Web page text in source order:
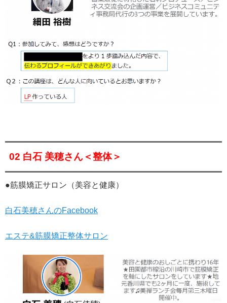
02 白石 美穂さん＜整体＞
●筋膜矯正サロン（美容と健康）
白石美穂さんのFacebook
エステ&筋膜矯正整体サロン